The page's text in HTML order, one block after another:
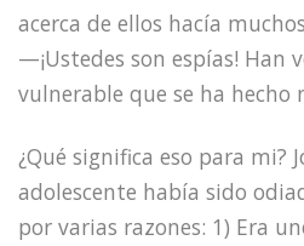
acerca de ellos hacía
—¡Ustedes son espías! Han
vulnerable que se ha hecho
¿Qué significa eso para mi?
adolescente había sido
por varias razones: 1) Era